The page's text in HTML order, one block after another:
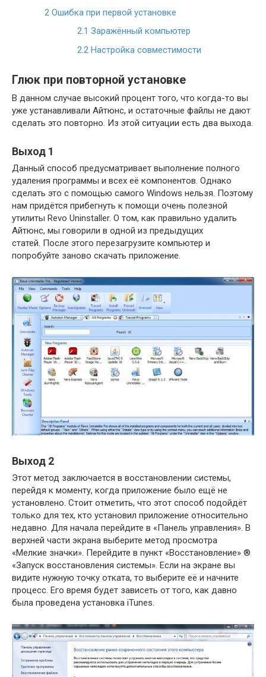
2 Ошибка при первой установке
2.1 Заражённый компьютер
2.2 Настройка совместимости
Глюк при повторной установке
В данном случае высокий процент того, что когда-то вы
уже устанавливали Айтюнс, и остаточные файлы не дают
сделать это повторно. Из этой ситуации есть два выхода.
Выход 1
Данный способ предусматривает выполнение полного
удаления программы и всех её компонентов. Однако
сделать это с помощью самого Windows нельзя. Поэтому
нам придётся прибегнуть к помощи очень полезной
утилиты Revo Uninstaller. О том, как правильно удалить
Айтюнс, мы говорили в одной из предыдущих
статей. После этого перезагрузите компьютер и
попробуйте заново скачать приложение.
Выход 2
Этот метод заключается в восстановлении системы,
перейдя к моменту, когда приложение было ещё не
установлено. Стоит отметить, что этот способ подойдёт
только для тех, кто установил приложение относительно
недавно. Для начала перейдите в «Панель управления». В
верхней части экрана выберите метод просмотра
«Мелкие значки». Перейдите в пункт «Восстановление» ®
«Запуск восстановления системы». Если на экране вы
видите нужную точку отката, то выберите её и начните
процесс. Его время будет зависеть от того, как давно
была проведена установка iTunes.